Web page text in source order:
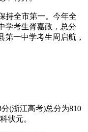
持全市第一。今年全
学考生胥嘉政，总分
第一中学考生周启航，
(浙江高考)总分为810
状元。